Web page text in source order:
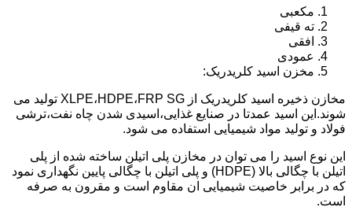
مکعبی
ته قیفی
افقی
عمودی
مخزن اسید کلریدریک:
مخازن ذخیره اسید کلریدریک از XLPE،HDPE،FRP SG تولید می
شوند.این اسید عمدتا در صنایع غذایی،اسیدی شدن چاه نفت،ترشی
فولاد و تولید مواد شیمیایی استفاده می شود.
این نوع اسید را می توان در مخازن پلی اتیلن ساخته شده از پلی
اتیلن با چگالی بالا (HDPE) و پلی اتیلن با چگالی پایین نگهداری نمود
که در برابر خاصیت شیمیایی ان مقاوم است و مقرون به صرفه
است.